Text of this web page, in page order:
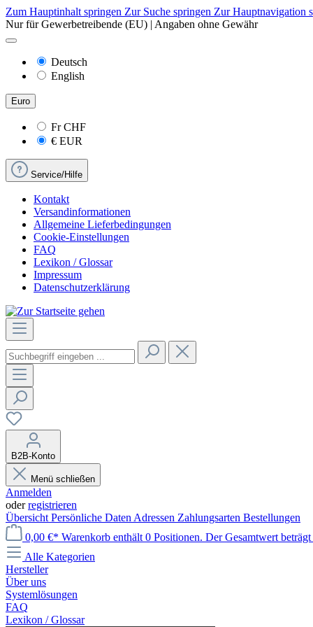
Zum Hauptinhalt springen Zur Suche springen Zur Hauptnavigation
Nur für Gewerbetreibende (EU) | Angaben ohne Gewähr
Deutsch
English
Euro
FrCHF
€ EUR
Service/Hilfe
Kontakt
Versandinformationen
Allgemeine Lieferbedingungen
Cookie-Einstellungen
FAQ
Lexikon / Glossar
Impressum
Datenschutzerklärung
B2B-Konto
Menü schließen
Anmelden
oderregistrieren
Übersicht Persönliche Daten Adressen Zahlungsarten Bestellungen
0,00 €* Warenkorb enthält 0 Positionen. Der Gesamtwert
Alle Kategorien
Hersteller
Über uns
Systemlösungen
FAQ
Lexikon / Glossar